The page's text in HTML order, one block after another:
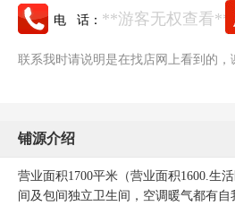
电 话： **游客无权查看**
联系我时请说明是在找店网上看到的，
铺源介绍
营业面积1700平米（营业面积1600.生
间及包间独立卫生间，空调暖气都有